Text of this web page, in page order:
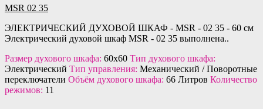
MSR 02 35
ЭЛЕКТРИЧЕСКИЙ ДУХОВОЙ ШКАФ - MSR - 02 35 - 60 см
Электрический духовой шкаф MSR - 02 35 выполнена..
Размер духового шкафа: 60x60 Тип духового шкафа:
Электрический Тип управления: Механический / Поворотные
переключатели Объём духового шкафа: 66 Литров Количество
режимов: 11